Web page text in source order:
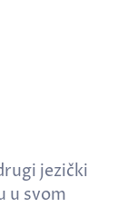
jezički
u svom